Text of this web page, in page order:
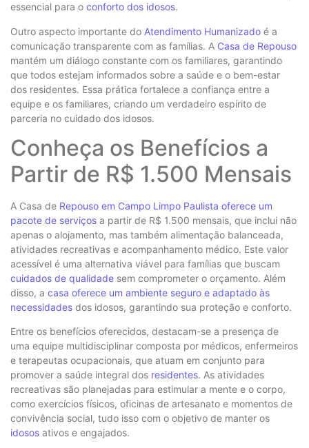
essencial para o conforto dos idosos.
Outro aspecto importante do Atendimento Humanizado é a
comunicação transparente com as famílias. A Casa de Repouso
mantém um diálogo constante com os familiares, garantindo
que todos estejam informados sobre a saúde e o bem-estar
dos residentes. Essa prática fortalece a confiança entre a
equipe e os familiares, criando um verdadeiro espírito de
parceria no cuidado dos idosos.
Conheça os Benefícios a
Partir de R$ 1.500 Mensais
A Casa de Repouso em Campo Limpo Paulista oferece um
pacote de serviços a partir de R$ 1.500 mensais, que inclui não
apenas o alojamento, mas também alimentação balanceada,
atividades recreativas e acompanhamento médico. Este valor
acessível é uma alternativa viável para famílias que buscam
cuidados de qualidade sem comprometer o orçamento. Além
disso, a casa oferece um ambiente seguro e adaptado às
necessidades dos idosos, garantindo sua proteção e conforto.
Entre os benefícios oferecidos, destacam-se a presença de
uma equipe multidisciplinar composta por médicos, enfermeiros
e terapeutas ocupacionais, que atuam em conjunto para
promover a saúde integral dos residentes. As atividades
recreativas são planejadas para estimular a mente e o corpo,
como exercícios físicos, oficinas de artesanato e momentos de
convivência social, tudo isso com o objetivo de manter os
idosos ativos e engajados.